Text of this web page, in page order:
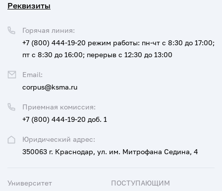
Реквизиты
Юридический адрес:
350063 г. Краснодар, ул. им. Митрофана Седина, 4
Приемная комиссия:
+7 (800) 444-19-20 доб. 1
Горячая линия:
+7 (800) 444-19-20 режим работы: пн-чт с 8:30 до 17:00;
пт с 8:30 до 16:00; перерыв с 12:30 до 13:00
Email:
corpus@ksma.ru
Университет ПОСТУПАЮЩИМ